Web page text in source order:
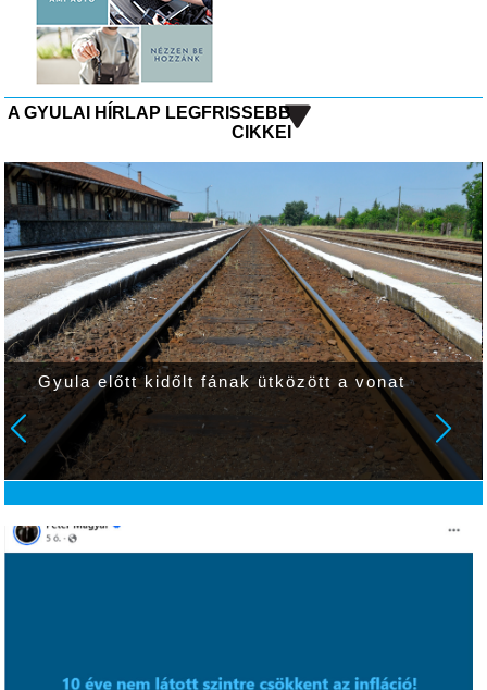
A GYULAI HÍRLAP LEGFRISSEBB
CIKKEI
Gyula előtt kidőlt fának ütközött a vonat